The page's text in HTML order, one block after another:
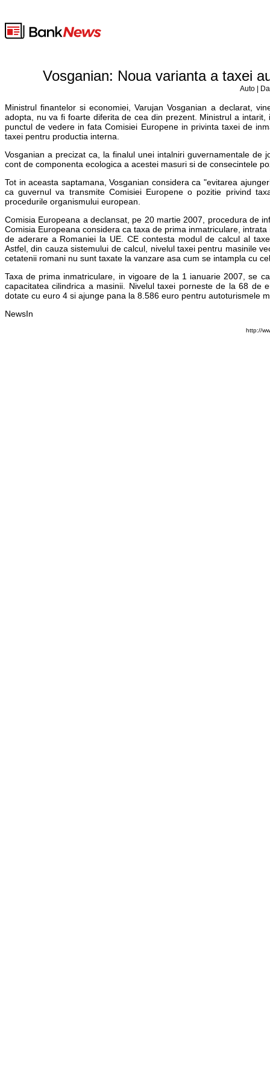
Vosganian: Noua varianta a taxei
Auto |
Ministrul finantelor si economiei, Varujan Vosganian a declarat,
adopta, nu va fi foarte diferita de cea din prezent. Ministrul a
punctul de vedere in fata Comisiei Europene in privinta taxei de
taxei pentru productia interna.
Vosganian a precizat ca, la finalul unei intalniri guvernamentale
cont de componenta ecologica a acestei masuri si de consecintele
Tot in aceasta saptamana, Vosganian considera ca "evitarea
ca guvernul va transmite Comisiei Europene o pozitie privind
procedurile organismului european.
Comisia Europeana a declansat, pe 20 martie 2007, procedura de
Comisia Europeana considera ca taxa de prima inmatriculare,
de aderare a Romaniei la UE. CE contesta modul de calcul al
Astfel, din cauza sistemului de calcul, nivelul taxei pentru masinile
cetatenii romani nu sunt taxate la vanzare asa cum se intampla cu
Taxa de prima inmatriculare, in vigoare de la 1 ianuarie 2007, se
capacitatea cilindrica a masinii. Nivelul taxei porneste de la 68 de
dotate cu euro 4 si ajunge pana la 8.586 euro pentru autoturismele
NewsIn
http://